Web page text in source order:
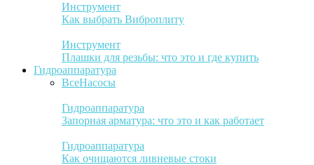
Инструмент
Как выбрать Виброплиту
Инструмент
Плашки для резьбы: что это и где купить
Гидроаппаратура
ВсеНасосы
Гидроаппаратура
Запорная арматура: что это и как работает
Гидроаппаратура
Как очищаются ливневые стоки